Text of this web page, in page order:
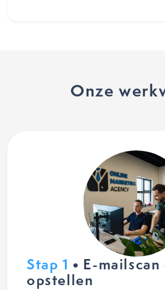
Onze
Stap 1 • E-
opstellen